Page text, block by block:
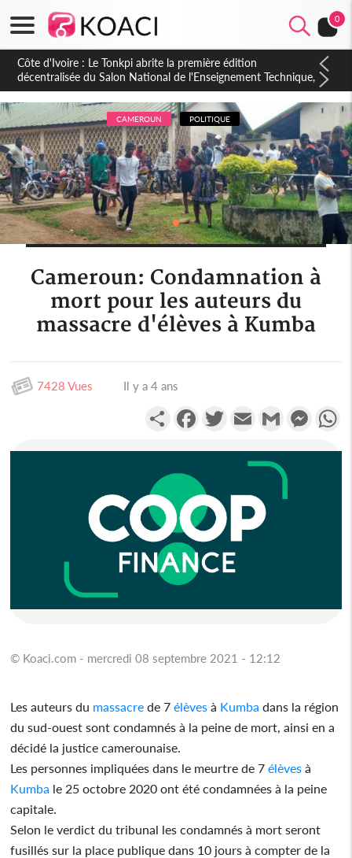
0
CAMEROUN POLITIQUE
Cameroun: Condamnation à
mort pour les auteurs du
massacre d'élèves à Kumba
7428 Vues Il y a 4 ans
PartagerFacebookTwitterEmail Gmail
© Koaci.com - mercredi 08 septembre 2021 - 12:12
Les auteurs du massacre de 7 élèves à Kumba dans la région
du sud-ouest sont condamnés à la peine de mort, ainsi en a
décidé la justice camerounaise.
Les personnes impliquées dans le meurtre de 7 élèves à
Kumba le 25 octobre 2020 ont été condamnées à la peine
capitale.
Selon le verdict du tribunal les condamnés à mort seront
fusillés sur la place publique dans 10 jours à compter de la